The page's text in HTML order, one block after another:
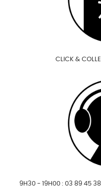
CLICK &
9H30 - 19H00 : 03 89 45